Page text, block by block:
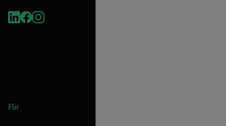
Flir